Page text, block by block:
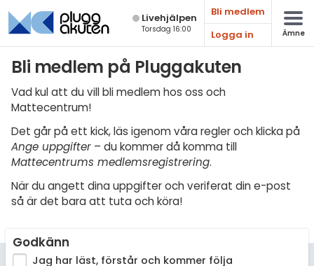
Live­hjälpen
Torsdag 16:00
Bli medlem
Logga in
Ämne
Bli medlem på Pluggakuten
Vad kul att du vill bli medlem hos oss och
Mattecentrum!
Det går på ett kick, läs igenom våra regler och klicka på
Ange uppgifter – du kommer då komma till
Mattecentrums medlemsregistrering.
När du angett dina uppgifter och veriferat din e-post
så är det bara att tuta och köra!
Godkänn
Jag har läst, förstår och kommer följa
Matematik
Fysik
Biologi
Teknik & Bygg
Programmering
Engelska